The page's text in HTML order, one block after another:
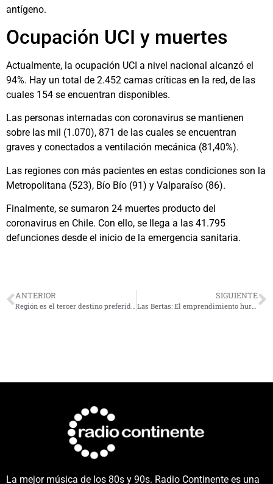
antígeno.
Ocupación UCI y muertes
Actualmente, la ocupación UCI a nivel nacional alcanzó el
94%. Hay un total de 2.452 camas críticas en la red, de las
cuales 154 se encuentran disponibles.
Las personas internadas con coronavirus se mantienen
sobre las mil (1.070), 871 de las cuales se encuentran
graves y conectados a ventilación mecánica (81,40%).
Las regiones con más pacientes en estas condiciones son la
Metropolitana (523), Bío Bío (91) y Valparaíso (86).
Finalmente, se sumaron 24 muertes producto del
coronavirus en Chile. Con ello, se llega a las 41.795
defunciones desde el inicio de la emergencia sanitaria.
ANTERIOR SIGUIENTE
Las Bertas: El emprendimiento hurtadino que endulza paladares de todo el país
La mejor música de los 80s y 90s. Radio Continente es una